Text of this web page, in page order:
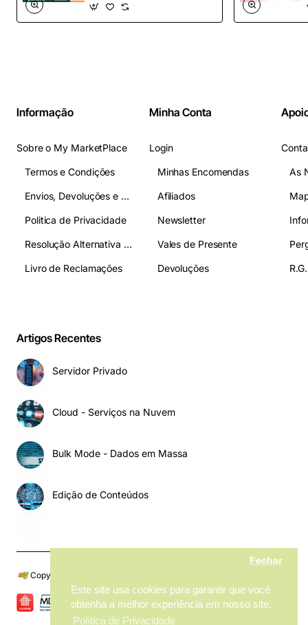
Este site usa cookies para garantir que você
obtenha a melhor experiência em nosso site.
Política de Privacidade
Fechar
OpenCart
Informação
Sobre o My MarketPlace
Termos e Condições
Envios, Devoluções e Pagamentos
Politica de Privacidade
Resolução Alternativa de Litígios
Livro de Reclamações
Minha Conta
Login
Minhas Encomendas
Afiliados
Newsletter
Vales de Presente
Devoluções
As
Artigos Recentes
Servidor Privado
Cloud - Serviços na Nuvem
Bulk Mode - Dados em Massa
Edição de Conteúdos
Copyright © 2024, My MarketPlace, Todos os Direitos Reservados